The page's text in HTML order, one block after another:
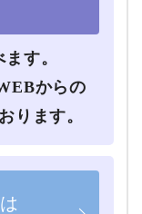
す。
からの
ります。